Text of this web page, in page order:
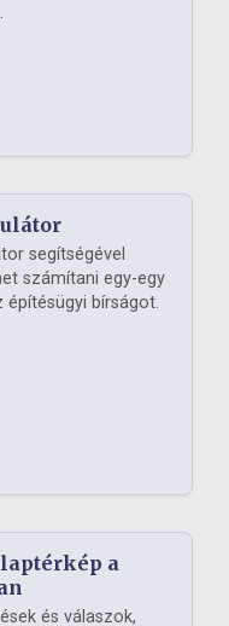
segítségével
számítani egy-egy
bírságot.
a
és válaszok,